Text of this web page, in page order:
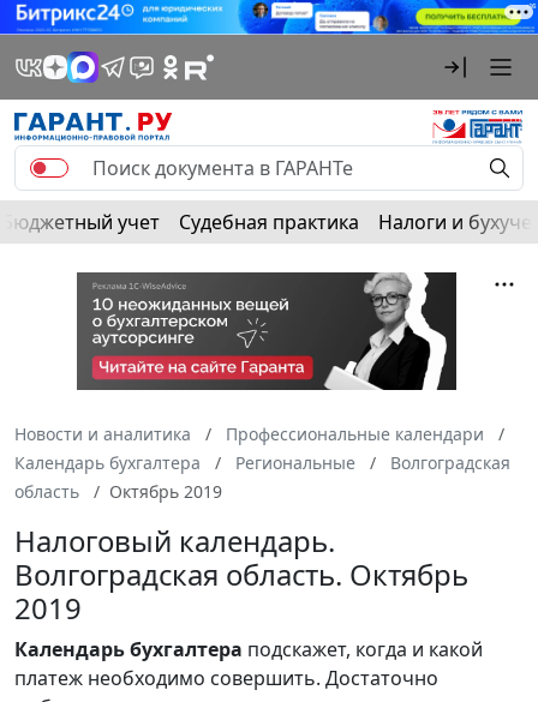
Бюджетный учет Судебная практика Налоги и
Новости и аналитика
Профессиональные календари
Календарь бухгалтера
Региональные
Волгоградская
область
Октябрь 2019
Налоговый календарь.
Волгоградская область. Октябрь
2019
Календарьбухгалтера подскажет, когда и какой
платеж необходимо совершить. Достаточно